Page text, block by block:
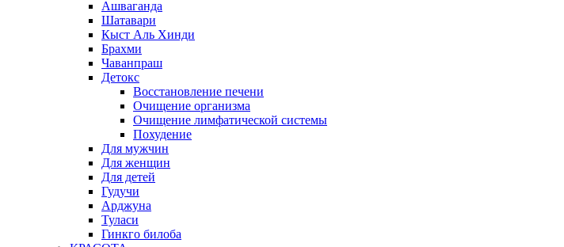
Ашваганда
Шатавари
Кыст Аль Хинди
Брахми
Чаванпраш
Детокс
Восстановление печени
Очищение организма
Очищение лимфатической системы
Похудение
Для мужчин
Для женщин
Для детей
Гудучи
Арджуна
Туласи
Гинкго билоба